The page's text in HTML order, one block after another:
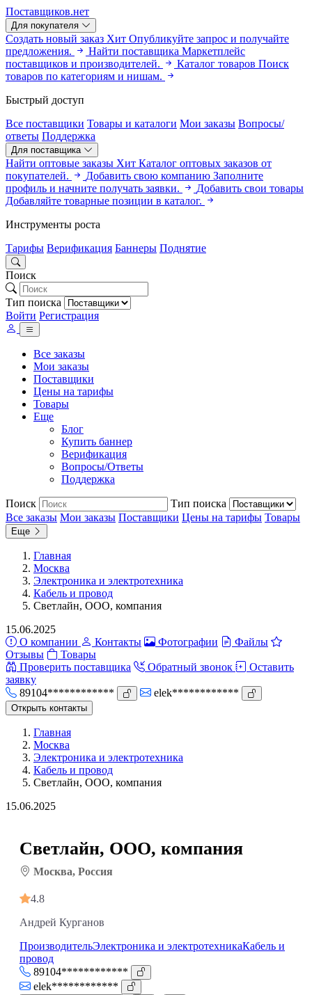
Поставщиков.нет
Для покупателя
Создать новый заказ Хит Опубликуйте запрос и получайте
предложения.
Найти поставщика Маркетплейс
поставщиков и производителей.
Каталог товаров Поиск
товаров по категориям и нишам.
Быстрый доступ
Все поставщики Товары и каталоги Мои заказы Вопросы/
ответы Поддержка
Для поставщика
Найти оптовые заказы Хит Каталог оптовых заказов от
покупателей.
Добавить свою компанию Заполните
профиль и начните получать заявки.
Добавить свои товары
Добавляйте товарные позиции в каталог.
Инструменты роста
Тарифы Верификация Баннеры Поднятие
Поиск
Тип поиска
Войти Регистрация
Все заказы
Мои заказы
Поставщики
Цены на тарифы
Товары
Еще
Блог
Купить баннер
Верификация
Вопросы/Ответы
Поддержка
Поиск
Тип поиска
Все заказы Мои заказы Поставщики Цены на тарифы Товары
Еще
Главная
Москва
Электроника и электротехника
Кабель и провод
Светлайн, ООО, компания
15.06.2025
О компании
Контакты Фотографии
Файлы
Отзывы
Товары
Проверить поставщика
Обратный звонок
Оставить
заявку
89104************
elek************
Открыть контакты
Главная
Москва
Электроника и электротехника
Кабель и провод
Светлайн, ООО, компания
15.06.2025
Светлайн, ООО, компания
Москва, Россия
4.8
Андрей Курганов
ПроизводительЭлектроника и электротехникаКабель и
провод
89104************
elek************